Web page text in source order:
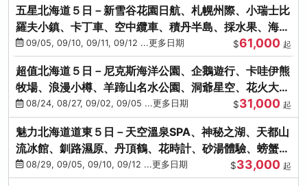
五星北海道５日－新雪谷花園日航、札幌州際、小瑞士比
羅夫小鎮、卡丁車、空中纜車、積丹半島、採水果、海鮮
和牛螃蟹放題
09/05, 09/10, 09/11, 09/12 ...更多日期 $61,000 起
超值北海道５日－尼克斯海洋公園、企鵝遊行、卡哇伊熊
牧場、浪漫小樽、羊蹄山名水公園、洞爺星空、花火大
會、螃蟹懷石料理
08/24, 08/27, 09/02, 09/05 ...更多日期 $31,000 起
魅力北海道道東５日－天空溫泉SPA、神秘之湖、天都山
流冰館、釧路濕原、丹頂鶴、花時計、砂湯體驗、螃蟹吃
到飽08/29, 09/05, 09/10, 09/12 ...更多日期 $33,000 起